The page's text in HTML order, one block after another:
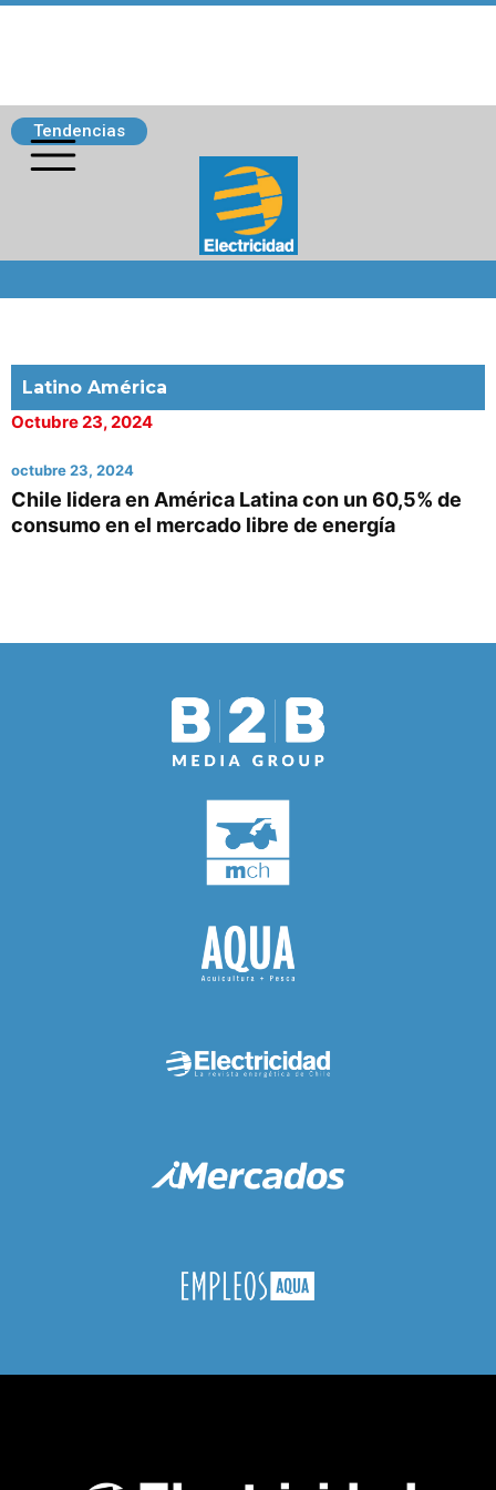
Tendencias
Latino América
Octubre 23, 2024
octubre 23, 2024
Chile lidera en América Latina con un 60,5% de
consumo en el mercado libre de energía